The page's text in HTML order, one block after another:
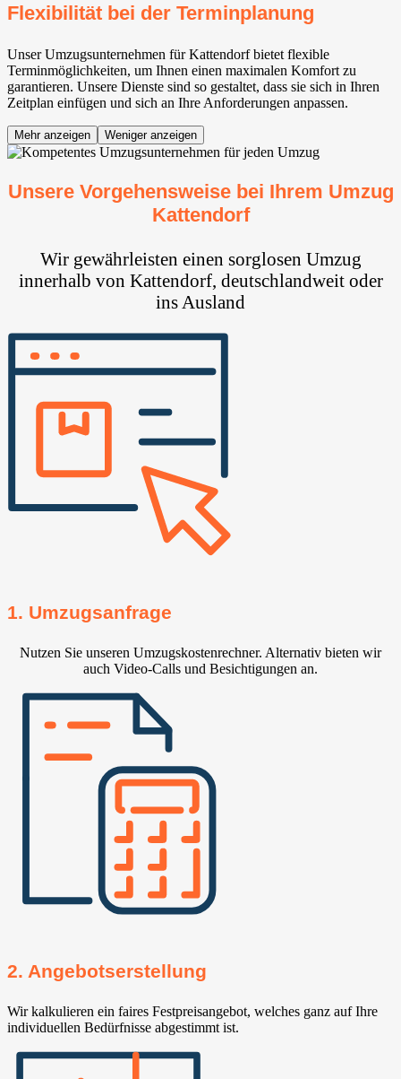
Flexibilität bei der Terminplanung
Unser Umzugsunternehmen für Kattendorf bietet flexible
Terminmöglichkeiten, um Ihnen einen maximalen Komfort zu
garantieren. Unsere Dienste sind so gestaltet, dass sie sich in Ihren
Zeitplan einfügen und sich an Ihre Anforderungen anpassen.
Mehr anzeigen Weniger anzeigen
Unsere Vorgehensweise bei Ihrem Umzug
Kattendorf
Wir gewährleisten einen sorglosen Umzug
innerhalb von Kattendorf, deutschlandweit oder
ins Ausland
1. Umzugsanfrage
Nutzen Sie unseren Umzugskostenrechner. Alternativ bieten wir
auch Video-Calls und Besichtigungen an.
2. Angebotserstellung
Wir kalkulieren ein faires Festpreisangebot, welches ganz auf Ihre
individuellen Bedürfnisse abgestimmt ist.